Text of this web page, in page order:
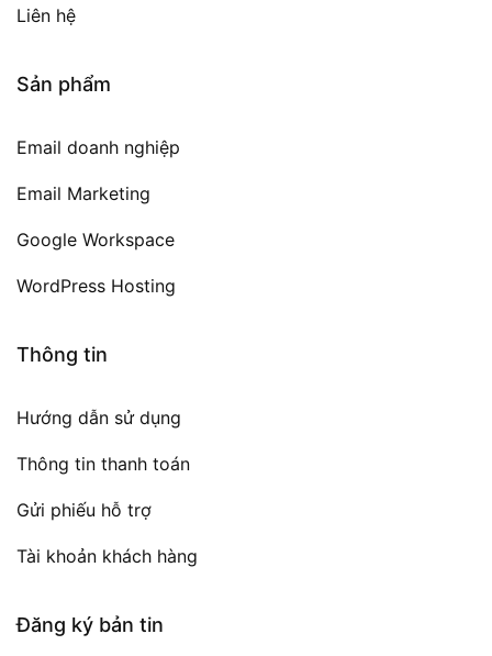
Liên hệ
Sản phẩm
Email doanh nghiệp
Email Marketing
Google Workspace
WordPress Hosting
Thông tin
Hướng dẫn sử dụng
Thông tin thanh toán
Gửi phiếu hỗ trợ
Tài khoản khách hàng
Đăng ký bản tin